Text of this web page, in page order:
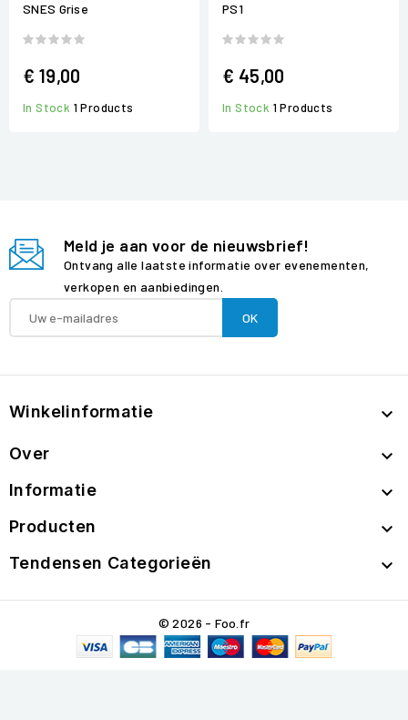
SNES Grise
€ 19,00
In Stock 1 Products
PS1
€ 45,00
In Stock 1 Products
Meld je aan voor de nieuwsbrief!
Ontvang alle laatste informatie over evenementen,
verkopen en aanbiedingen.
Winkelinformatie 
Over 
Informatie 
Producten 
Tendensen Categorieën 
© 2026 - Foo.fr